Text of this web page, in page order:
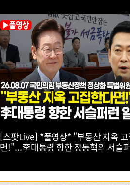
[스팟Live] *풀영상* 한병도 “국민의
주택 공급…공급 법안 처리 협조하라